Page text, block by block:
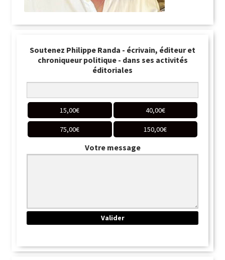
Soutenez Philippe Randa - écrivain, éditeur et
chroniqueur politique - dans ses activités
éditoriales
15,00€ 40,00€
75,00€ 150,00€
Votre message